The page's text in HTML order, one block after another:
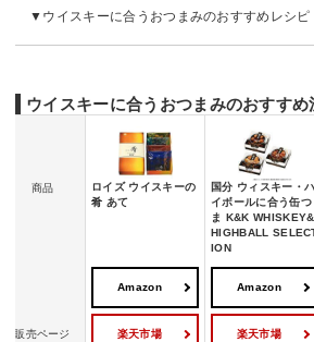
ウイスキーに合うおつまみのおすすめレシピ
ウイスキーに合うおつまみのおすすめ
商品
ロイズ ウイスキーの
肴 あて
国分 ウィスキー・ハ
イボールに合う缶つ
ま K&K WHISKEY&
HIGHBALL
ION
販売ページ
Amazon
楽天市場
Amazon
楽天市場